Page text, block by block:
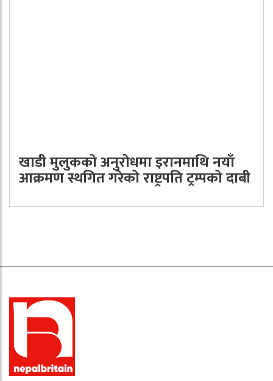
खाडी मुलुकको अनुरोधमा इरानमाथि नयाँ
आक्रमण स्थगित गरेको राष्ट्रपति ट्रम्पको दाबी